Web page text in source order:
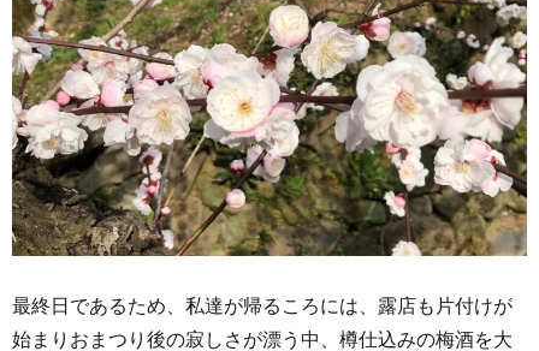
最終日であるため、私達が帰るころには、露店も片付けが
始まりおまつり後の寂しさが漂う中、樽仕込みの梅酒を大